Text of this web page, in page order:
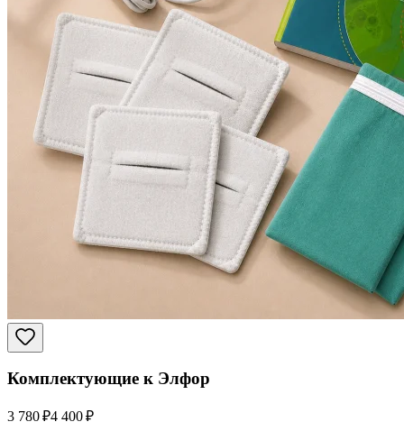
Комплектующие к Элфор
3 780 ₽4 400 ₽